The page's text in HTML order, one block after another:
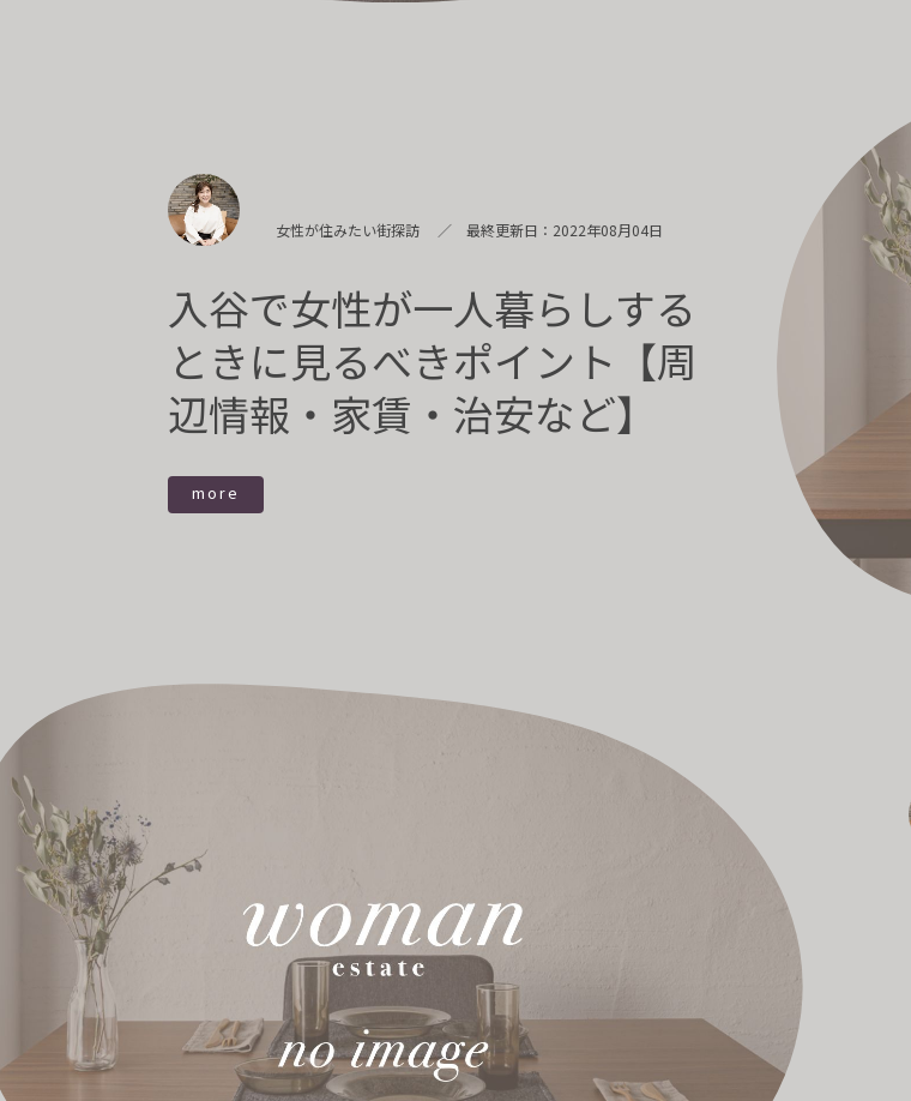
女性が住みたい街探訪 最終更新日：2022年08月04日
入谷で女性が一人暮らしする
ときに見るべきポイント【周
辺情報・家賃・治安など】
more